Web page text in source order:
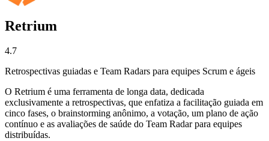
Retrium
4.7
Retrospectivas guiadas e Team Radars para equipes Scrum e ágeis
O Retrium é uma ferramenta de longa data, dedicada
exclusivamente a retrospectivas, que enfatiza a facilitação guiada em
cinco fases, o brainstorming anônimo, a votação, um plano de ação
contínuo e as avaliações de saúde do Team Radar para equipes
distribuídas.